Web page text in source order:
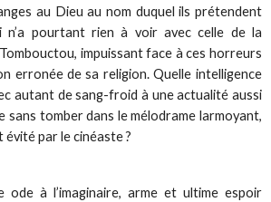
au Dieu au nom duquel ils prétendent
n’a pourtant rien à voir avec celle de la
Tombouctou, impuissant face à ces horreurs
erronée de sa religion. Quelle intelligence
autant de sang-froid à une actualité aussi
tomber dans le mélodrame larmoyant,
évité par le cinéaste ?
ode à l’imaginaire, arme et ultime espoir